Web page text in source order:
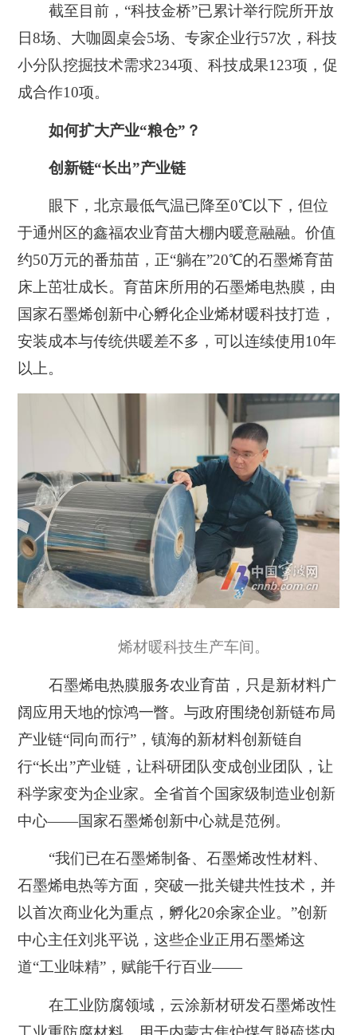
截至目前，“科技金桥”已累计举行院所开放
日8场、大咖圆桌会5场、专家企业行57次，科技
小分队挖掘技术需求234项、科技成果123项，促
成合作10项。
如何扩大产业“粮仓”？
创新链“长出”产业链
眼下，北京最低气温已降至0℃以下，但位
于通州区的鑫福农业育苗大棚内暖意融融。价值
约50万元的番茄苗，正“躺在”20℃的石墨烯育苗
床上茁壮成长。育苗床所用的石墨烯电热膜，由
国家石墨烯创新中心孵化企业烯材暖科技打造，
安装成本与传统供暖差不多，可以连续使用10年
以上。
烯材暖科技生产车间。
石墨烯电热膜服务农业育苗，只是新材料广
阔应用天地的惊鸿一瞥。与政府围绕创新链布局
产业链“同向而行”，镇海的新材料创新链自
行“长出”产业链，让科研团队变成创业团队，让
科学家变为企业家。全省首个国家级制造业创新
中心——国家石墨烯创新中心就是范例。
“我们已在石墨烯制备、石墨烯改性材料、
石墨烯电热等方面，突破一批关键共性技术，并
以首次商业化为重点，孵化20余家企业。”创新
中心主任刘兆平说，这些企业正用石墨烯这
道“工业味精”，赋能千行百业——
在工业防腐领域，云涂新材研发石墨烯改性